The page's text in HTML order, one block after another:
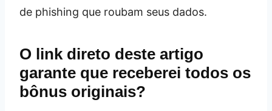
de phishing que roubam seus dados.
O link direto deste artigo
garante que receberei todos os
bônus originais?